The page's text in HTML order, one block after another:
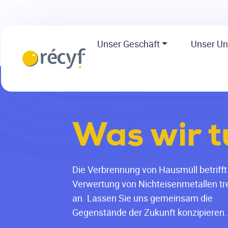
Unser Geschäft Unser
Was wir
Die Verbrennung von Hausmüll betrifft
Verwertung von Nichteisenmetallen
an. Lassen Sie uns gemeinsam die
Gegenstände der Zukunft konzipieren.